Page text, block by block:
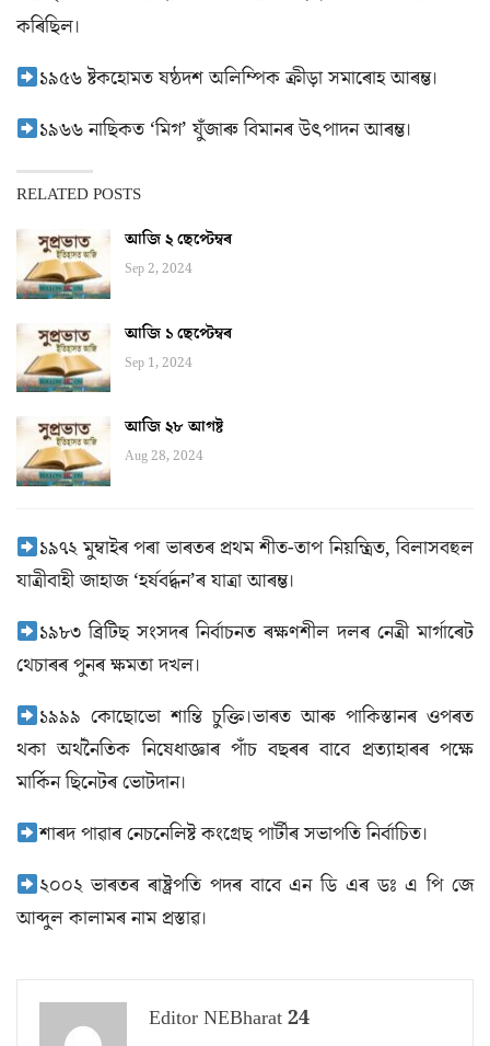
কৰিছিল।
১৯৫৬ ষ্টকহোমত ষষ্ঠদশ অলিম্পিক ক্রীড়া সমাৰোহ আৰম্ভ।
১৯৬৬ নাছিকত ‘মিগ’ যুঁজাৰু বিমানৰ উৎপাদন আৰম্ভ।
RELATED POSTS
আজি ২ ছেপ্টেম্বৰ
Sep 2, 2024
আজি ১ ছেপ্টেম্বৰ
Sep 1, 2024
আজি ২৮ আগষ্ট
Aug 28, 2024
১৯৭২ মুম্বাইৰ পৰা ভাৰতৰ প্ৰথম শীত-তাপ নিয়ন্ত্রিত, বিলাসবহুল
যাত্রীবাহী জাহাজ ‘হর্ষবর্দ্ধন’ৰ যাত্ৰা আৰম্ভ।
১৯৮৩ ব্ৰিটিছ সংসদৰ নিৰ্বাচনত ৰক্ষণশীল দলৰ নেত্ৰী মার্গাৰেট
থেচাৰৰ পুনৰ ক্ষমতা দখল।
১৯৯৯ কোছোভো শান্তি চুক্তি।ভাৰত আৰু পাকিস্তানৰ ওপৰত
থকা অর্থনৈতিক নিষেধাজ্ঞাৰ পাঁচ বছৰৰ বাবে প্ৰত্যাহাৰৰ পক্ষে
মার্কিন ছিনেটৰ ভোটদান।
শাৰদ পাৱাৰ নেচনেলিষ্ট কংগ্ৰেছ পাৰ্টীৰ সভাপতি নির্বাচিত।
২০০২ ভাৰতৰ ৰাষ্ট্ৰপতি পদৰ বাবে এন ডি এৰ ডঃ এ পি জে
আব্দুল কালামৰ নাম প্ৰস্তাৱ।
Editor NEBharat 24